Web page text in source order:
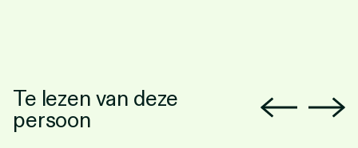
Te lezen van deze
persoon